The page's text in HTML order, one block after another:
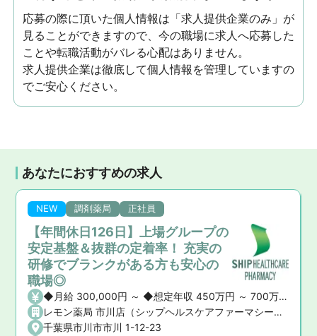
応募の際に頂いた個人情報は「求人提供企業のみ」が
見ることができますので、今の職場に求人へ応募した
ことや転職活動がバレる心配はありません。
求人提供企業は徹底して個人情報を管理していますの
でご安心ください。
あなたにおすすめの求人
NEW 調剤薬局 正社員
【年間休日126日】上場グループの
安定基盤＆抜群の定着率！ 充実の
研修でブランクがある方も安心の
職場◎
◆月給 300,000円 ～ ◆想定年収 450万円 ～ 700万円 ※ご経験や前職の給与を考慮の上、決定いたします。 ◆昇給・賞与 ・昇給： あり ・賞与： あり（年2回）
レモン薬局 市川店（シップヘルスケアファーマシー株式会社）
千葉県市川市市川 1-12-23